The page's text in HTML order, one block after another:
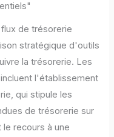
de trésorerie
stratégique d'outils
la trésorerie. Les
l'établissement
qui stipule les
de trésorerie sur
recours à une